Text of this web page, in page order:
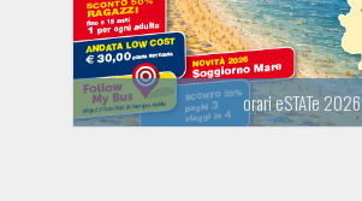
orari eSTATe 2026